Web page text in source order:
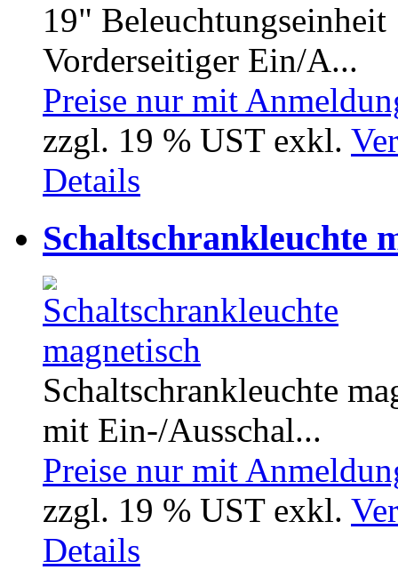
19"
Vorderseitiger Ein/A...
Preise nur mit
zzgl. 19 % UST exkl.
Details
Schaltschrankleuchte
Schaltschrankleuchte
mit Ein-/Ausschal...
Preise nur mit
zzgl. 19 % UST exkl.
Details